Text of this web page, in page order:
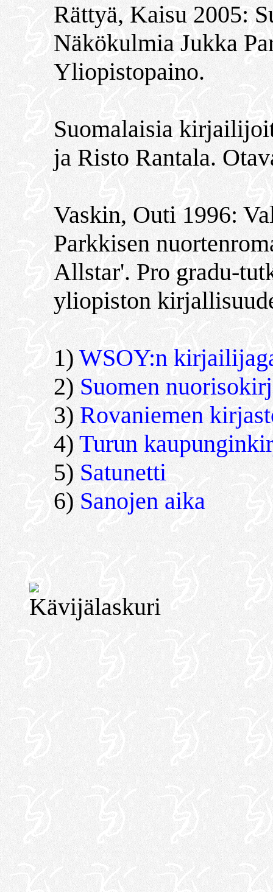
Rättyä, Kaisu 2005:
Näkökulmia Jukka
Yliopistopaino.
Suomalaisia
ja Risto Rantala.
Vaskin, Outi 1996:
Parkkisen
Allstar'. Pro gradu-
yliopiston
1)WSOY:n
2)Suomen
3)Rovaniemen
4)Turun
5)Satunetti
6)Sanojen aika